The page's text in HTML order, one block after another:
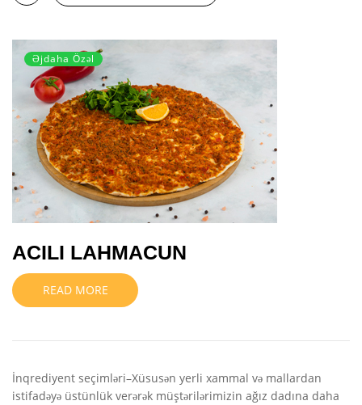
Əjdaha Özəl
ACILI LAHMACUN
READ MORE
İnqrediyent seçimləri–Xüsusən yerli xammal və mallardan
istifadəyə üstünlük verərək müştərilərimizin ağız dadına daha